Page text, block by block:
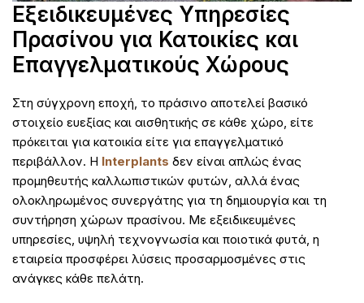
Εξειδικευμένες Υπηρεσίες
Πρασίνου για Κατοικίες και
Επαγγελματικούς Χώρους
Στη σύγχρονη εποχή, το πράσινο αποτελεί βασικό
στοιχείο ευεξίας και αισθητικής σε κάθε χώρο, είτε
πρόκειται για κατοικία είτε για επαγγελματικό
περιβάλλον. Η Interplants δεν είναι απλώς ένας
προμηθευτής καλλωπιστικών φυτών, αλλά ένας
ολοκληρωμένος συνεργάτης για τη δημιουργία και τη
συντήρηση χώρων πρασίνου. Με εξειδικευμένες
υπηρεσίες, υψηλή τεχνογνωσία και ποιοτικά φυτά, η
εταιρεία προσφέρει λύσεις προσαρμοσμένες στις
ανάγκες κάθε πελάτη.